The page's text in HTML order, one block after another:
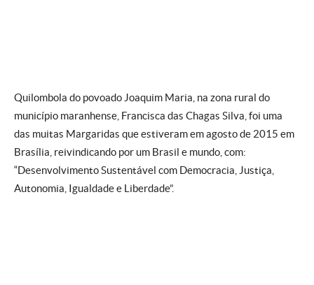
Quilombola do povoado Joaquim Maria, na zona rural do
município maranhense, Francisca das Chagas Silva, foi uma
das muitas Margaridas que estiveram em agosto de 2015 em
Brasília, reivindicando por um Brasil e mundo, com:
“Desenvolvimento Sustentável com Democracia, Justiça,
Autonomia, Igualdade e Liberdade”.